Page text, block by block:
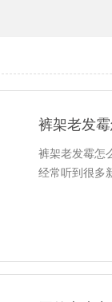
裤架老发霉
裤架老发霉怎
经常听到很多